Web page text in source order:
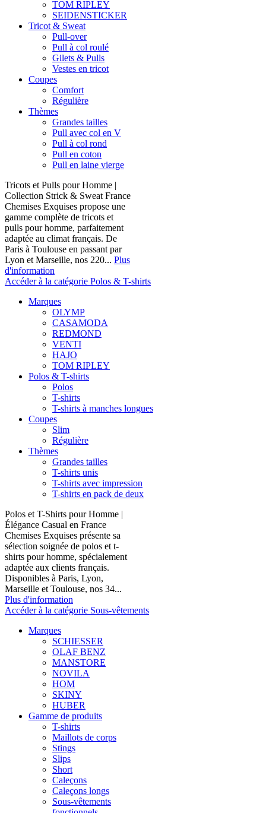
TOM RIPLEY
SEIDENSTICKER
Tricot & Sweat
Pull-over
Pull à col roulé
Gilets & Pulls
Vestes en tricot
Coupes
Comfort
Régulière
Thèmes
Grandes tailles
Pull avec col en V
Pull à col rond
Pull en coton
Pull en laine vierge
Tricots et Pulls pour Homme |
Collection Strick & Sweat France
Chemises Exquises propose une
gamme complète de tricots et
pulls pour homme, parfaitement
adaptée au climat français. De
Paris à Toulouse en passant par
Lyon et Marseille, nos 220... Plus
d'information
Accéder à la catégorie Polos & T-shirts
Marques
OLYMP
CASAMODA
REDMOND
VENTI
HAJO
TOM RIPLEY
Polos & T-shirts
Polos
T-shirts
T-shirts à manches longues
Coupes
Slim
Régulière
Thèmes
Grandes tailles
T-shirts unis
T-shirts avec impression
T-shirts en pack de deux
Polos et T-Shirts pour Homme |
Élégance Casual en France
Chemises Exquises présente sa
sélection soignée de polos et t-
shirts pour homme, spécialement
adaptée aux clients français.
Disponibles à Paris, Lyon,
Marseille et Toulouse, nos 34...
Plus d'information
Accéder à la catégorie Sous-vêtements
Marques
SCHIESSER
OLAF BENZ
MANSTORE
NOVILA
HOM
SKINY
HUBER
Gamme de produits
T-shirts
Maillots de corps
Stings
Slips
Short
Caleçons
Caleçons longs
Sous-vêtements